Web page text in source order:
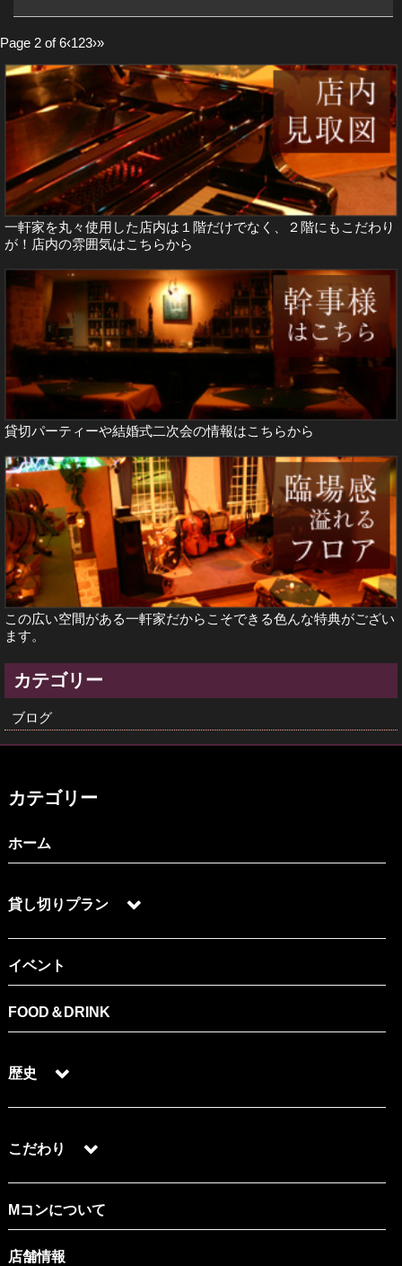
Page 2 of 6‹123›»
一軒家を丸々使用した店内は１階だけでなく、２階にもこだわり
が！店内の雰囲気はこちらから
貸切パーティーや結婚式二次会の情報はこちらから
この広い空間がある一軒家だからこそできる色んな特典がござい
ます。
カテゴリー
ブログ
カテゴリー
ホーム
貸し切りプラン
イベント
FOOD＆DRINK
歴史
こだわり
Mコンについて
店舗情報